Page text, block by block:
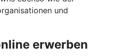
und
erwerben